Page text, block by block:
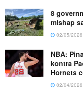
8
mishap
02/05/2026
NBA:
kontra
Hornets
02/04/2026